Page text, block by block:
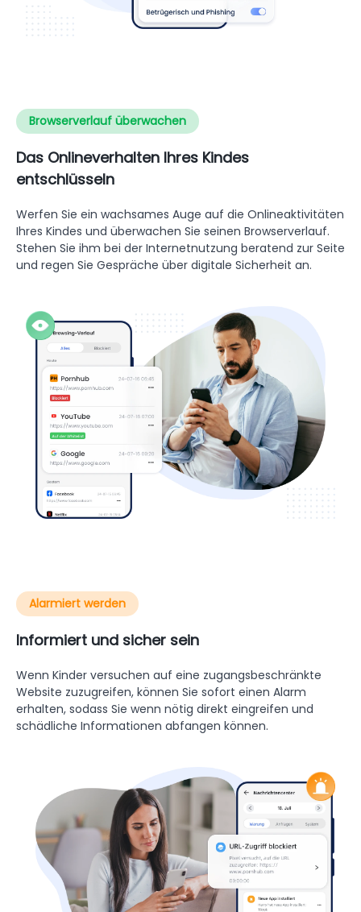
Browserverlauf überwachen
Das Onlineverhalten Ihres Kindes
entschlüsseln
Werfen Sie ein wachsames Auge auf die Onlineaktivitäten
Ihres Kindes und überwachen Sie seinen Browserverlauf.
Stehen Sie ihm bei der Internetnutzung beratend zur Seite
und regen Sie Gespräche über digitale Sicherheit an.
Alarmiert werden
Informiert und sicher sein
Wenn Kinder versuchen auf eine zugangsbeschränkte
Website zuzugreifen, können Sie sofort einen Alarm
erhalten, sodass Sie wenn nötig direkt eingreifen und
schädliche Informationen abfangen können.